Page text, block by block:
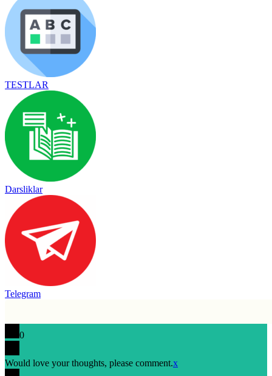
TESTLAR
Darsliklar
Telegram
0
Would love your thoughts, please comment.x